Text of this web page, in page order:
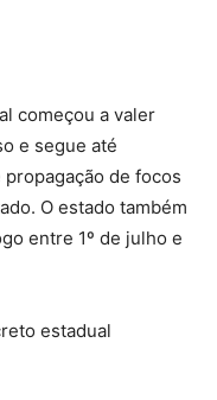
começou a valer
e segue até
de focos
O estado também
entre 1º de julho e
estadual